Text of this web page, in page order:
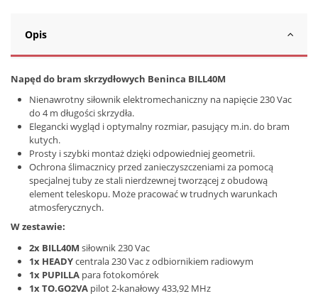
Opis
Napęd do bram skrzydłowych Beninca BILL40M
Nienawrotny siłownik elektromechaniczny na napięcie 230 Vac
do 4 m długości skrzydła.
Elegancki wygląd i optymalny rozmiar, pasujący m.in. do bram
kutych.
Prosty i szybki montaż dzięki odpowiedniej geometrii.
Ochrona ślimacznicy przed zanieczyszczeniami za pomocą
specjalnej tuby ze stali nierdzewnej tworzącej z obudową
element teleskopu. Może pracować w trudnych warunkach
atmosferycznych.
W zestawie:
2x BILL40M siłownik 230 Vac
1x HEADYcentrala 230 Vac z odbiornikiem radiowym
1x PUPILLA para fotokomórek
1x TO.GO2VA pilot 2-kanałowy 433,92 MHz